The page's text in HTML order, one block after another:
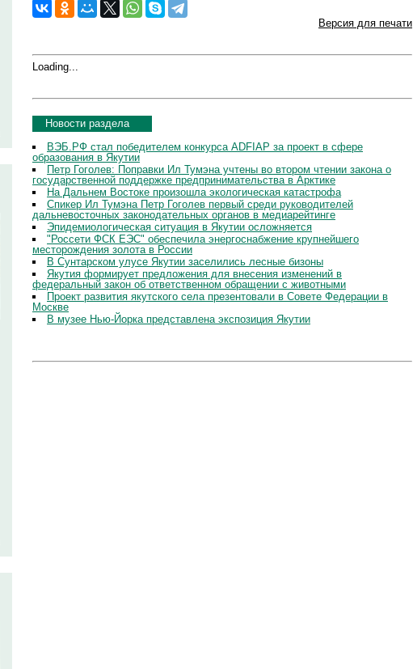
Версия для печати
Loading...
Новости раздела
ВЭБ.РФ стал победителем конкурса ADFIAP за проект в сфере
образования в Якутии
Петр Гоголев: Поправки Ил Тумэна учтены во втором чтении закона о
государственной поддержке предпринимательства в Арктике
На Дальнем Востоке произошла экологическая катастрофа
Спикер Ил Тумэна Петр Гоголев первый среди руководителей
дальневосточных законодательных органов в медиарейтинге
Эпидемиологическая ситуация в Якутии осложняется
"Россети ФСК ЕЭС" обеспечила энергоснабжение крупнейшего
месторождения золота в России
В Сунтарском улусе Якутии заселились лесные бизоны
Якутия формирует предложения для внесения изменений в
федеральный закон об ответственном обращении с животными
Проект развития якутского села презентовали в Совете Федерации в
Москве
В музее Нью-Йорка представлена экспозиция Якутии